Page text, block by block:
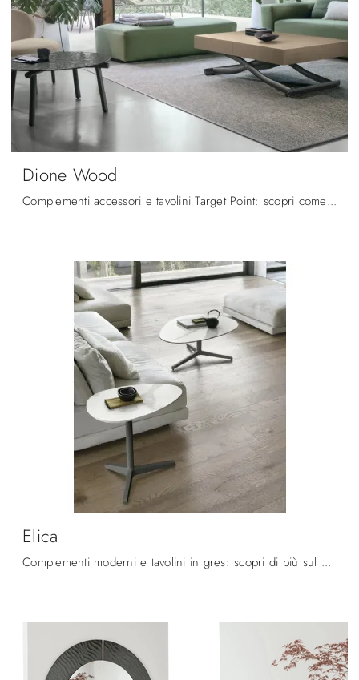
Dione Wood
Complementi accessori e tavolini Target Point: scopri come valorizzare i tuoi spazi moderni con il modello Dione Wood.
Elica
Complementi moderni e tavolini in gres: scopri di più sul modello Elica di Target Point e potrai impreziosire i tuoi locali.